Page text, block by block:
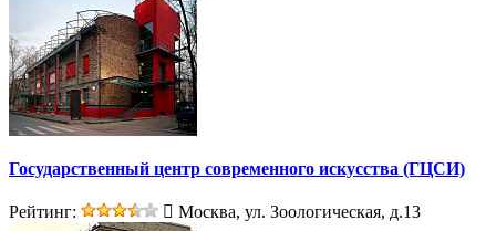
Государственный центр современного искусcтва (ГЦСИ)
Рейтинг: Москва, ул. Зоологическая, д.13